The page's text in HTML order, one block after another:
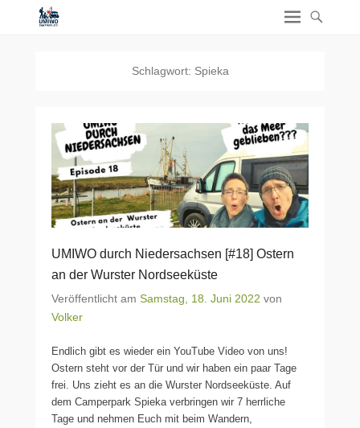
Schlagwort: Spieka
UMIWO durch Niedersachsen [#18] Ostern
an der Wurster Nordseeküste
Veröffentlicht am Samstag, 18. Juni 2022 von
Volker
Endlich gibt es wieder ein YouTube Video von uns!
Ostern steht vor der Tür und wir haben ein paar Tage
frei. Uns zieht es an die Wurster Nordseeküste. Auf
dem Camperpark Spieka verbringen wir 7 herrliche
Tage und nehmen Euch mit beim Wandern,